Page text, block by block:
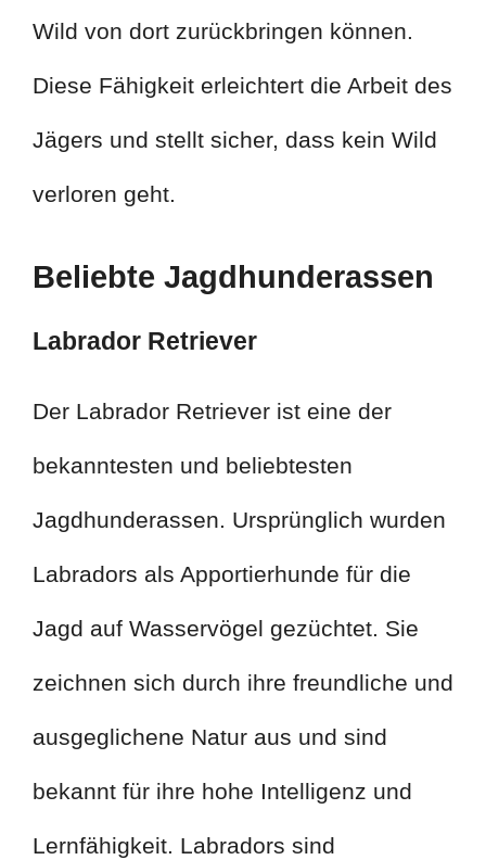
Wild von dort zurückbringen können.
Diese Fähigkeit erleichtert die Arbeit des
Jägers und stellt sicher, dass kein Wild
verloren geht.
Beliebte Jagdhunderassen
Labrador Retriever
Der Labrador Retriever ist eine der
bekanntesten und beliebtesten
Jagdhunderassen. Ursprünglich wurden
Labradors als Apportierhunde für die
Jagd auf Wasservögel gezüchtet. Sie
zeichnen sich durch ihre freundliche und
ausgeglichene Natur aus und sind
bekannt für ihre hohe Intelligenz und
Lernfähigkeit. Labradors sind